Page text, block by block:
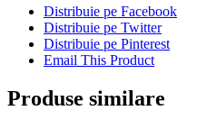
Distribuie pe Facebook
Distribuie pe Twitter
Distribuie pe Pinterest
Email This Product
Produse similare